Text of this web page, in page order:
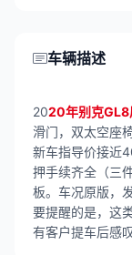
车辆描述
2020年别克GL8
滑门，双太空座
新车指导价接近
押手续齐全（三
板。车况原版，
要提醒的是，这
有客户提车后感